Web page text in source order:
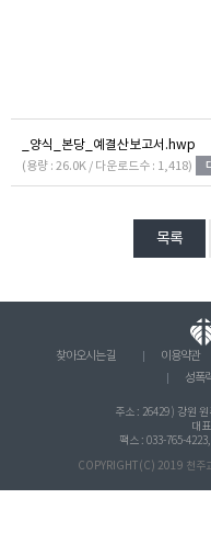
_양식_본당_예결산보고서.hwp
(용량 : 26.0K / 다운로드수 : 1,418)
목록
찾아오시는 길 이용약관
성폭
주소 : 26429 ) 강원
대
팩스 : 033-765-
COPYRIGHT(C) 2019 천주